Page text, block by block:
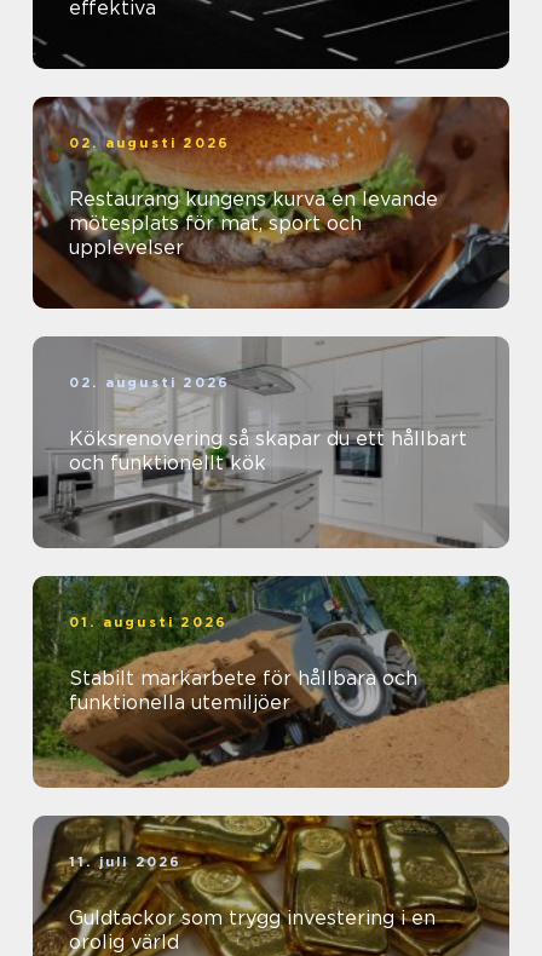
effektiva
02. augusti 2026
Restaurang kungens kurva en levande
mötesplats för mat, sport och
upplevelser
02. augusti 2026
Köksrenovering så skapar du ett hållbart
och funktionellt kök
01. augusti 2026
Stabilt markarbete för hållbara och
funktionella utemiljöer
11. juli 2026
Guldtackor som trygg investering i en
orolig värld